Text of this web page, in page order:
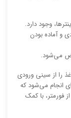
وجود دارد.
و آماده بودن
می‌شود.
را از سینی ورودی
انجام می‌شود که
فورمتر، با کمک